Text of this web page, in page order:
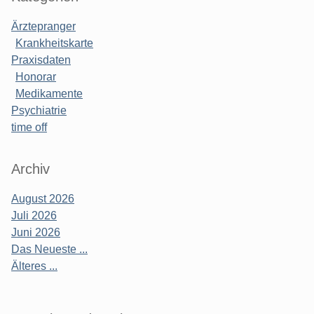
Ärztepranger
Krankheitskarte
Praxisdaten
Honorar
Medikamente
Psychiatrie
time off
Archiv
August 2026
Juli 2026
Juni 2026
Das Neueste ...
Älteres ...